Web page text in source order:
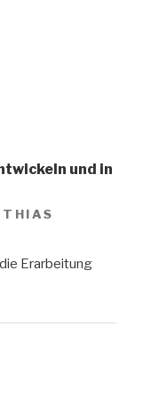
und in
Erarbeitung